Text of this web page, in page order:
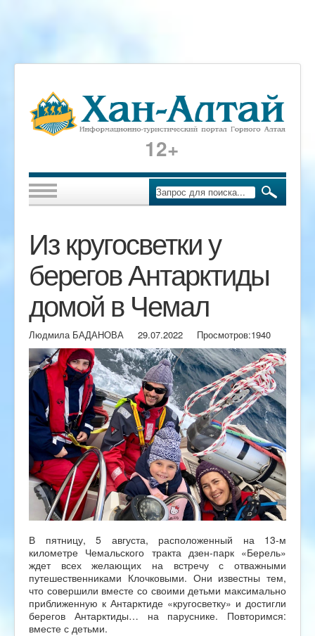
12+
Из кругосветки у
берегов Антарктиды
домой в Чемал
Людмила БАДАНОВА 29.07.2022 Просмотров:1940
В пятницу, 5 августа, расположенный на 13-м
километре Чемальского тракта дзен-парк «Берель»
ждет всех желающих на встречу с отважными
путешественниками Клочковыми. Они известны тем,
что совершили вместе со своими детьми максимально
приближенную к Антарктиде «кругосветку» и достигли
берегов Антарктиды… на паруснике. Повторимся:
вместе с детьми.